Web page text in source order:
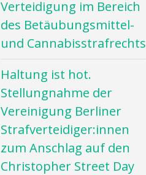
Verteidigung im Bereich
des Betäubungsmittel-
und Cannabisstrafrechts
Haltung ist hot.
Stellungnahme der
Vereinigung Berliner
Strafverteidiger:innen
zum Anschlag auf den
Christopher Street Day